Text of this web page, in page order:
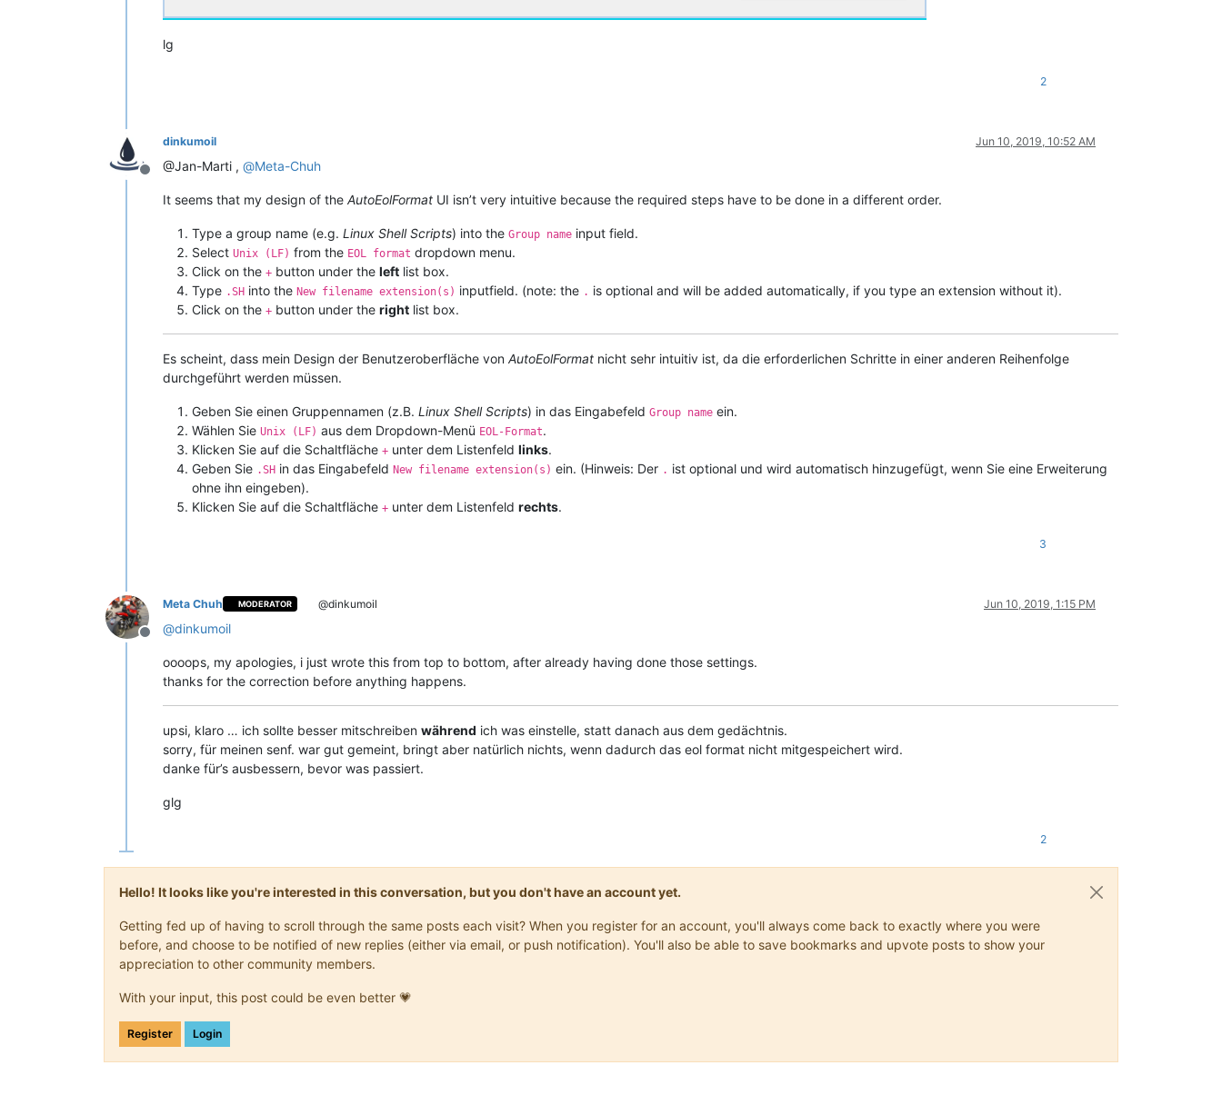
lg
2
Offline
dinkumoil Jun 10, 2019, 10:52 AM
@Jan-Marti , @Meta-Chuh
It seems that my design of the AutoEolFormat UI isn’t very intuitive because the required steps have to be done in a different order.
Type a group name (e.g. Linux Shell Scripts) into the Group name input field.
Select Unix (LF) from the EOL format dropdown menu.
Click on the + button under the left list box.
Type .SH into the New filename extension(s) inputfield. (note: the . is optional and will be added automatically, if you type an extension without it).
Click on the + button under the right list box.
Es scheint, dass mein Design der Benutzeroberfläche von AutoEolFormat nicht sehr intuitiv ist, da die erforderlichen Schritte in einer anderen Reihenfolge
durchgeführt werden müssen.
Geben Sie einen Gruppennamen (z.B. Linux Shell Scripts) in das Eingabefeld Group name ein.
Wählen Sie Unix (LF) aus dem Dropdown-Menü EOL-Format.
Klicken Sie auf die Schaltfläche + unter dem Listenfeld links.
Geben Sie .SH in das Eingabefeld New filename extension(s) ein. (Hinweis: Der . ist optional und wird automatisch hinzugefügt, wenn Sie eine Erweiterung
ohne ihn eingeben).
Klicken Sie auf die Schaltfläche + unter dem Listenfeld rechts.
3
Offline
Meta Chuh MODERATOR @dinkumoil Jun 10, 2019, 1:15 PM
@dinkumoil
oooops, my apologies, i just wrote this from top to bottom, after already having done those settings.
thanks for the correction before anything happens.
upsi, klaro … ich sollte besser mitschreiben während ich was einstelle, statt danach aus dem gedächtnis.
sorry, für meinen senf. war gut gemeint, bringt aber natürlich nichts, wenn dadurch das eol format nicht mitgespeichert wird.
danke für’s ausbessern, bevor was passiert.
glg
2
Hello! It looks like you're interested in this conversation, but you don't have an account yet.
Getting fed up of having to scroll through the same posts each visit? When you register for an account, you'll always come back to exactly where you were
before, and choose to be notified of new replies (either via email, or push notification). You'll also be able to save bookmarks and upvote posts to show your
appreciation to other community members.
With your input, this post could be even better 💗
Register Login